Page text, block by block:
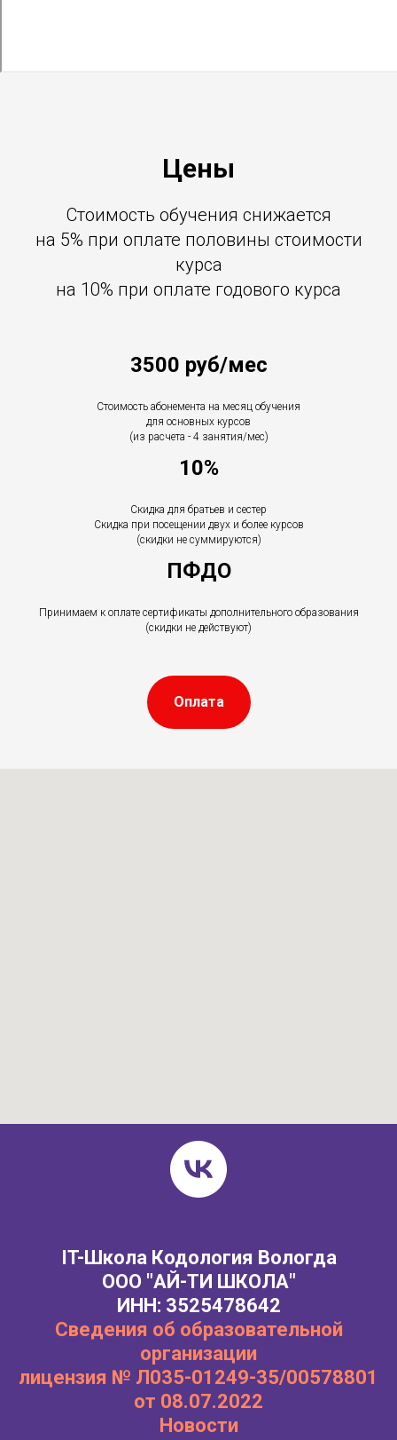
Цены
Стоимость обучения снижается
на 5% при оплате половины стоимости
курса
на 10% при оплате годового курса
3500 руб/мес
Стоимость абонемента на месяц обучения
для основных курсов
(из расчета - 4 занятия/мес)
10%
Скидка для братьев и сестер
Скидка при посещении двух и более курсов
(скидки не суммируются)
ПФДО
Принимаем к оплате сертификаты дополнительного образования
(скидки не действуют)
Оплата
IT-Школа Кодология Вологда
ООО "АЙ-ТИ ШКОЛА"
ИНН: 3525478642
Сведения об образовательной
организации
лицензия № Л035-01249-35/00578801
от 08.07.2022
Новости